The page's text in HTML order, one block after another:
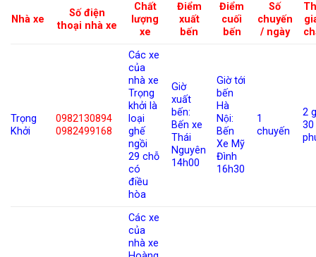
Nhà xe
Số điện
thoại nhà xe
Chất
lượng
xe
Điểm
xuất
bến
Điểm
cuối
bến
Số
chuyến
/ ngày
Trọng
Khởi
0982130894
0982499168
Các xe
của
nhà xe
Trọng
khởi là
loại
ghế
ngồi
29 chỗ
có
điều
hòa
Giờ
xuất
bến:
Bến xe
Thái
Nguyên
14h00
Giờ tới
bến
Hà
Nội:
Bến
Xe Mỹ
Đình
16h30
1
chuyến
2
30
Các xe
của
nhà xe